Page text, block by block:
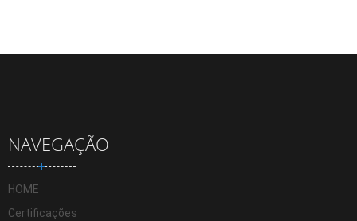
NAVEGAÇÃO
HOME
Certificações